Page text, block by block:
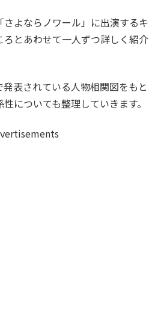
さよならノワール」に出演するキ
とあわせて一人ずつ詳しく紹介
表されている人物相関図をもと
についても整理していきます。